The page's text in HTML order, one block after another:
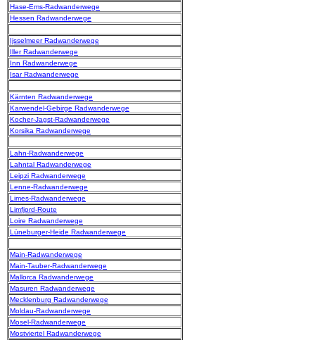
Hase-Ems-Radwanderwege
Hessen Radwanderwege
Ijsselmeer Radwanderwege
Iller Radwanderwege
Inn Radwanderwege
Isar Radwanderwege
Kärnten Radwanderwege
Karwendel-Gebirge Radwanderwege
Kocher-Jagst-Radwanderwege
Korsika Radwanderwege
Lahn-Radwanderwege
Lahntal Radwanderwege
Leipzi Radwanderwege
Lenne-Radwanderwege
Limes-Radwanderwege
Limfjord-Route
Loire Radwanderwege
Lüneburger-Heide Radwanderwege
Main-Radwanderwege
Main-Tauber-Radwanderwege
Mallorca Radwanderwege
Masuren Radwanderwege
Mecklenburg Radwanderwege
Moldau-Radwanderwege
Mosel-Radwanderwege
Mostviertel Radwanderwege